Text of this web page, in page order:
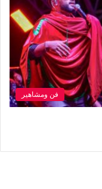
فن ومشاهير